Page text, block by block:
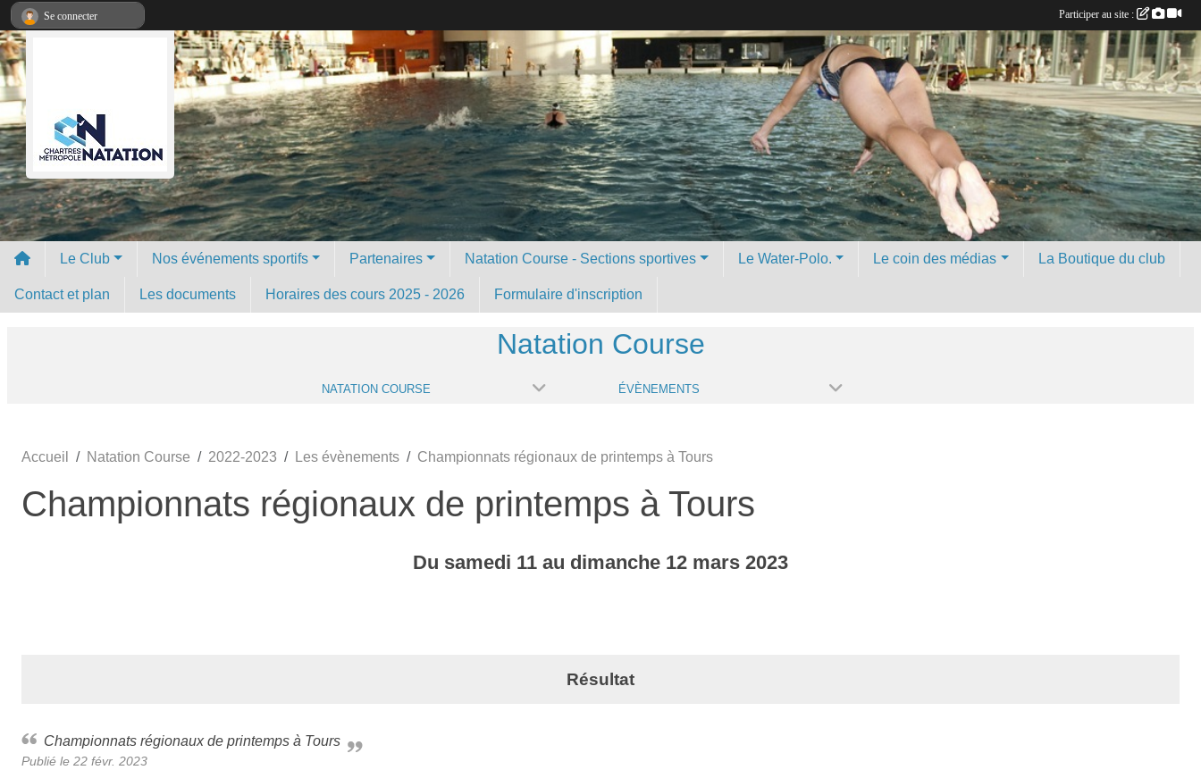
Le Club Nos événements sportifs Partenaires Natation Course - Sections sportives Le Water-Polo. Le coin des médias La Boutique du club
Contact et plan Les documents Horaires des cours 2025 - 2026 Formulaire d'inscription
Natation Course
NATATION COURSE ÉVÈNEMENTS
Accueil Natation Course 2022-2023 Les évènements Championnats régionaux de printemps à Tours
Championnats régionaux de printemps à Tours
Du samedi 11 au dimanche 12 mars 2023
Résultat
Championnats régionaux de printemps à Tours
Publié le 22 févr. 2023
Se connecter Participer au site :
Panneau de gestion des cookies